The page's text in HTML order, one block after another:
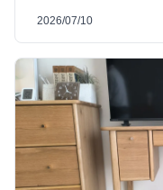
2026/07/10